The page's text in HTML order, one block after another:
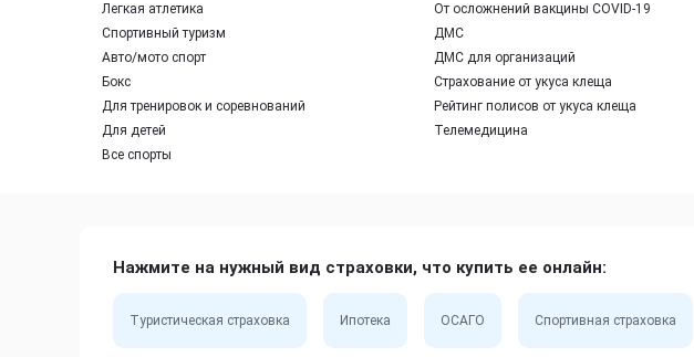
Легкая атлетика
Спортивный туризм
Авто/мото спорт
Бокс
Для тренировок и соревнований
Для детей
Все спорты
От осложнений вакцины COVID-19
ДМС
ДМС для организаций
Страхование от укуса клеща
Рейтинг полисов от укуса клеща
Телемедицина
Нажмите на нужный вид страховки, что купить ее онлайн:
Туристическая страховка Ипотека ОСАГО Спортивная страховка